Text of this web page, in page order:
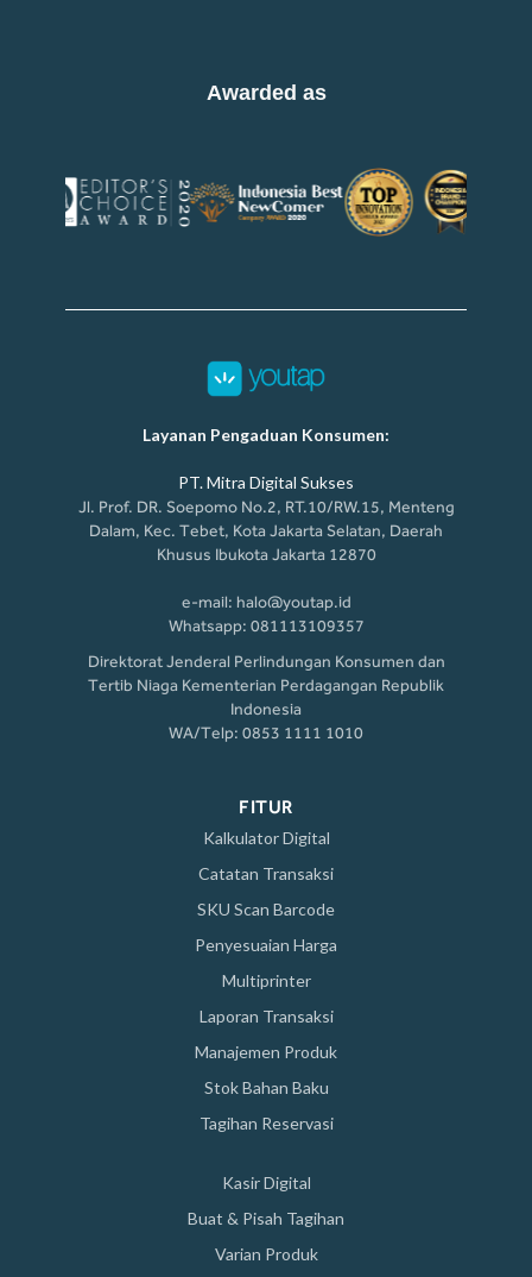
Awarded as
Layanan Pengaduan Konsumen:
PT. Mitra Digital Sukses
Jl. Prof. DR. Soepomo No.2, RT.10/RW.15, Menteng
Dalam, Kec. Tebet, Kota Jakarta Selatan, Daerah
Khusus Ibukota Jakarta 12870
e-mail: halo@youtap.id
Whatsapp: 081113109357
Direktorat Jenderal Perlindungan Konsumen dan
Tertib Niaga Kementerian Perdagangan Republik
Indonesia
WA/Telp: 0853 1111 1010
FITUR
Kasir Digital
Buat & Pisah Tagihan
Varian Produk
Kalkulator Digital
Catatan Transaksi
SKU Scan Barcode
Penyesuaian Harga
Multiprinter
Laporan Transaksi
Manajemen Produk
Stok Bahan Baku
Tagihan Reservasi